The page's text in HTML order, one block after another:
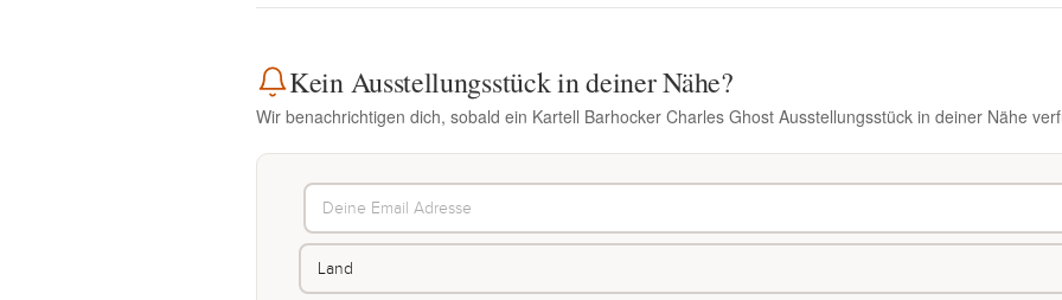
Kein Ausstellungsstück in deiner Nähe?
Wir benachrichtigen dich, sobald ein Kartell Barhocker Charles Ghost Ausstellungsstück in deiner Nähe